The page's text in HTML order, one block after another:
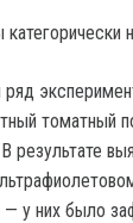
томатный
результате
у них было